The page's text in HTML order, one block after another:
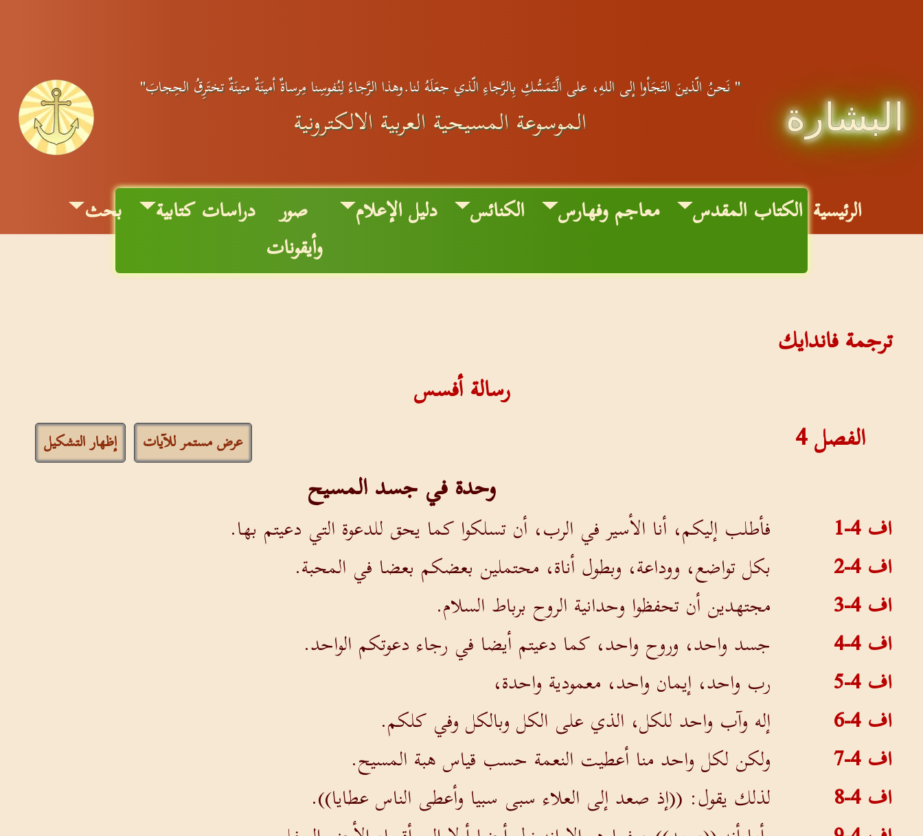
البشارة
" نَحنُ الّذينَ التَجَأوا إلى اللهِ، على الَّتَمَسُّكِ بِالرَّجاءِ الّذي جعَلَهُ لنا.وهذا الرَّجاءُ لِنُفوسِنا مِرساةٌ أمينَةٌ متينَةٌ تختَرِقُ الحِجابَ"
الموسوعة المسيحية العربية الالكترونية
الرئيسية الكتاب المقدس معاجم وفهارس الكنائس دليل الإعلام
صور
وأيقونات
دراسات كتابية بحث
ترجمة فاندايك
رسالة أفسس
الفصل4 عرض مستمر للآيات إظهار التشكيل
وحدة في جسد المسيح
اف 4-1
فأطلب إليكم، أنا الأسير في الرب، أن تسلكوا كما يحق للدعوة التي دعيتم بها.
اف 4-2
بكل تواضع، ووداعة، وبطول أناة، محتملين بعضكم بعضا في المحبة.
اف 4-3
مجتهدين أن تحفظوا وحدانية الروح برباط السلام.
اف 4-4
جسد واحد، وروح واحد، كما دعيتم أيضا في رجاء دعوتكم الواحد.
اف 4-5
رب واحد، إيمان واحد، معمودية واحدة،
اف 4-6
إله وآب واحد للكل، الذي على الكل وبالكل وفي كلكم.
اف 4-7
ولكن لكل واحد منا أعطيت النعمة حسب قياس هبة المسيح.
اف 4-8
لذلك يقول: ((إذ صعد إلى العلاء سبى سبيا وأعطى الناس عطايا)).